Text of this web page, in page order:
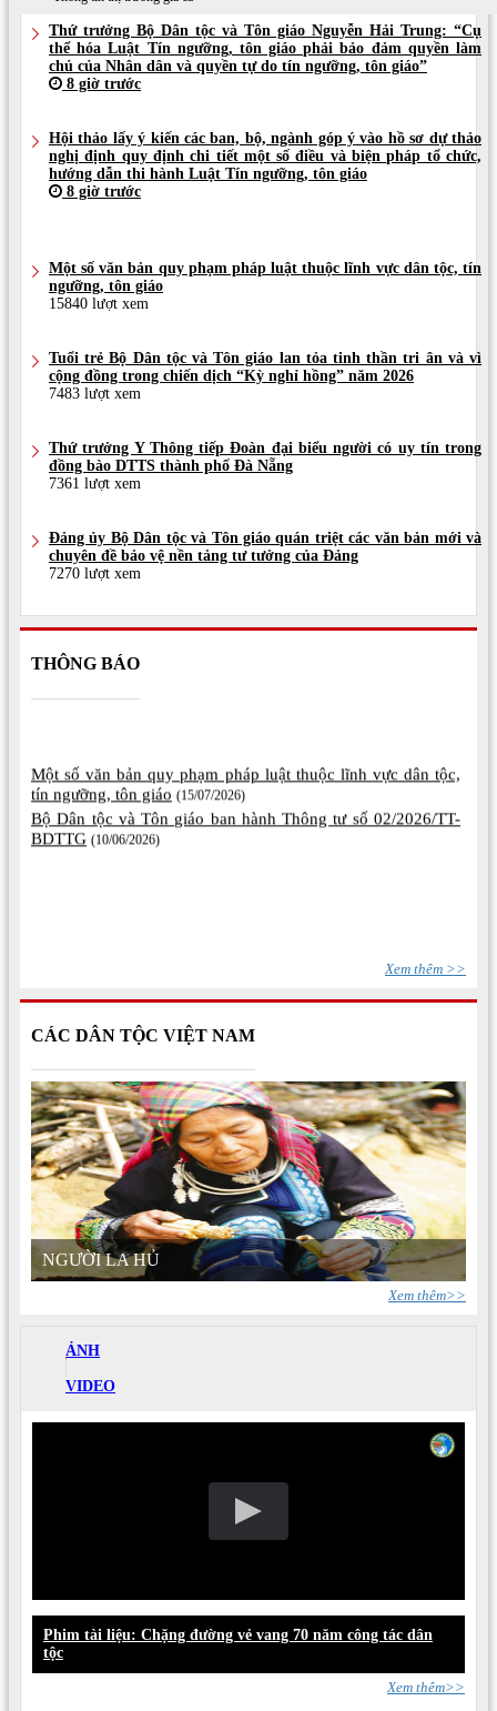
Thứ trưởng Bộ Dân tộc và Tôn giáo Nguyễn Hải Trung: “Cụ
thể hóa Luật Tín ngưỡng, tôn giáo phải bảo đảm quyền làm
chủ của Nhân dân và quyền tự do tín ngưỡng, tôn giáo”
8 giờ trước
Hội thảo lấy ý kiến các ban, bộ, ngành góp ý vào hồ sơ dự thảo
nghị định quy định chi tiết một số điều và biện pháp tổ chức,
hướng dẫn thi hành Luật Tín ngưỡng, tôn giáo
8 giờ trước
Một số văn bản quy phạm pháp luật thuộc lĩnh vực dân tộc, tín
ngưỡng, tôn giáo
15840 lượt xem
Tuổi trẻ Bộ Dân tộc và Tôn giáo lan tỏa tinh thần tri ân và vì
cộng đồng trong chiến dịch “Kỳ nghỉ hồng” năm 2026
7483 lượt xem
Thứ trưởng Y Thông tiếp Đoàn đại biểu người có uy tín trong
đồng bào DTTS thành phố Đà Nẵng
7361 lượt xem
Đảng ủy Bộ Dân tộc và Tôn giáo quán triệt các văn bản mới và
chuyên đề bảo vệ nền tảng tư tưởng của Đảng
7270 lượt xem
THÔNG BÁO
Một số văn bản quy phạm pháp luật thuộc lĩnh vực dân tộc,
tín ngưỡng, tôn giáo (15/07/2026)
Bộ Dân tộc và Tôn giáo ban hành Thông tư số 02/2026/TT-
BDTTG (10/06/2026)
Xem thêm >>
CÁC DÂN TỘC VIỆT NAM
NGƯỜI LA HỦ
Xem thêm>>
ẢNH
VIDEO
Phim tài liệu: Chặng đường vẻ vang 70 năm công tác dân
tộc
Xem thêm>>